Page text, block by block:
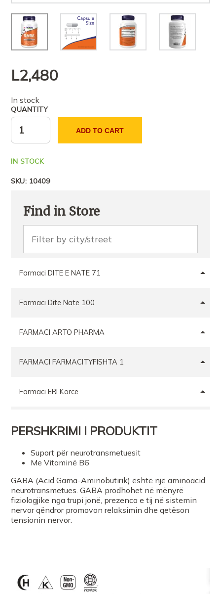
L2,480
In stock
QUANTITY
ADD TO CART
IN STOCK
SKU: 10409
Find in Store
Farmaci DITE E NATE 71
Farmaci Dite Nate 100
FARMACI ARTO PHARMA
FARMACI FARMACITYFISHTA 1
Farmaci ERI Korce
Farmaci Elda
FARMACI ARJANAVLORE
Farmaci Xhoel
PERSHKRIMI I PRODUKTIT
Suport për neurotransmetuesit
Me Vitaminë B6
GABA (Acid Gama-Aminobutirik) është një aminoacid
neurotransmetues. GABA prodhohet në mënyrë
fiziologjike nga trupi jonë, prezenca e tij në sistemin
nervor qëndror promovon relaksimin dhe qetëson
tensionin nervor.